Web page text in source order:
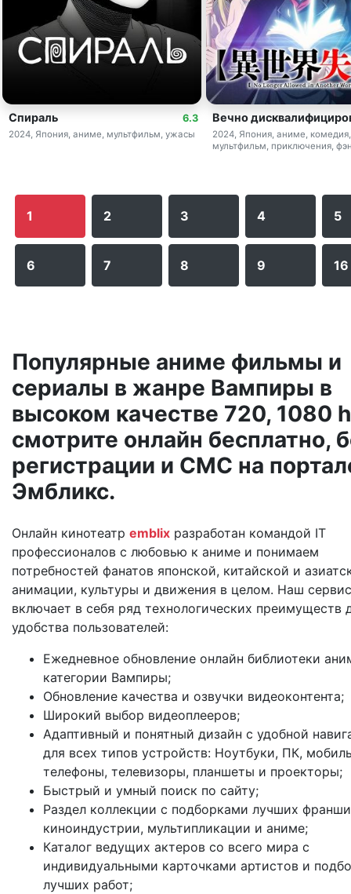
6.3
Спираль
2024, Япония, аниме, мультфильм, ужасы
Вечно
2024, Япония, аниме, комедия,
мультфильм, приключения,
1 2 3 4 5
6 7 8 9 16
Популярные аниме фильмы и
сериалы в жанре Вампиры в
высоком качестве 720, 1080
смотрите онлайн бесплатно,
регистрации и СМС на
Эмбликс.
Онлайн кинотеатр emblix разработан командой IT
профессионалов с любовью к аниме и понимаем
потребностей фанатов японской, китайской и
анимации, культуры и движения в целом. Наш сервис
включает в себя ряд технологических преимуществ
удобства пользователей:
Ежедневное обновление онлайн библиотеки
категории Вампиры;
Обновление качества и озвучки видеоконтента;
Широкий выбор видеоплееров;
Адаптивный и понятный дизайн с удобной
для всех типов устройств: Ноутбуки, ПК,
телефоны, телевизоры, планшеты и проекторы;
Быстрый и умный поиск по сайту;
Раздел коллекции с подборками лучших
киноиндустрии, мультипликации и аниме;
Каталог ведущих актеров со всего мира с
индивидуальными карточками артистов и
лучших работ;